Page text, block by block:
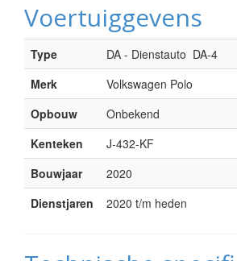
Voertuiggevens
Type
DA - Dienstauto DA-4
Merk
Volkswagen Polo
Opbouw
Onbekend
Kenteken
J-432-KF
Bouwjaar
2020
Dienstjaren
2020 t/m heden